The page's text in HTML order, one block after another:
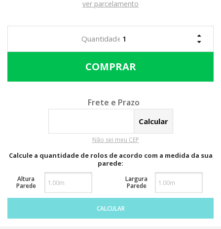
ver parcelamento
Calcular o Frete
Não sei meu CEP
Calcule a quantidade de rolos de acordo com a medida da sua
parede:
Altura
Parede
Largura
Parede
CALCULAR